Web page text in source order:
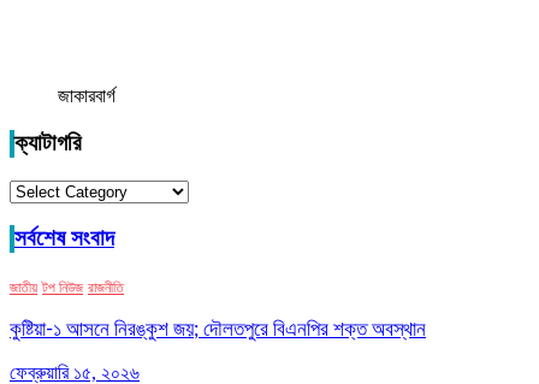
জাকারবার্গ
ক্যাটাগরি
ক্যাটাগরি
সর্বশেষ সংবাদ
জাতীয় টপ নিউজ রাজনীতি
কুষ্টিয়া-১ আসনে নিরঙ্কুশ জয়; দৌলতপুরে বিএনপির শক্ত অবস্থান
ফেব্রুয়ারি ১৫, ২০২৬